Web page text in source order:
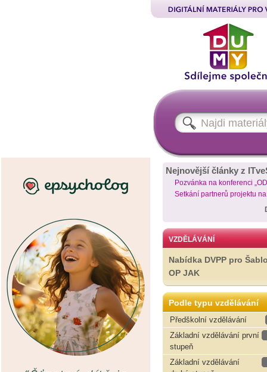
Nejnovější články z
Pozvánka na konferenci
Setkání partnerů projektu
VZDĚLÁVÁNÍ
Nabídka DVPP pro
OP JAK
Podle typu vzdělávání
Předškolní vzdělávání
Základní vzdělávání první
stupeň
Základní vzdělávání